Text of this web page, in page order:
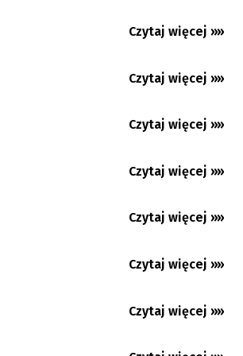
06.08.2026
Czytaj więcej »»
06.08.2026
Czytaj więcej »»
05.08.2026
Czytaj więcej »»
05.08.2026
Czytaj więcej »»
05.08.2026
Czytaj więcej »»
05.08.2026
Czytaj więcej »»
04.08.2026
Czytaj więcej »»